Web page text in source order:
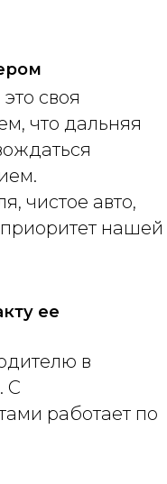
своя
что дальняя
чистое авто,
нашей
ее
в
С
работает по